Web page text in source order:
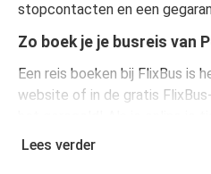
stopcontacten en een
Zo boek je je busreis van
Een reis boeken bij FlixBus is
website of in de gratis
Braga, heb je de keuze uit
Lees verder